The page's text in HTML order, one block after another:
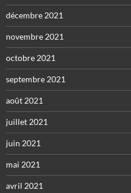
décembre 2021
novembre 2021
octobre 2021
septembre 2021
août 2021
juillet 2021
juin 2021
mai 2021
avril 2021